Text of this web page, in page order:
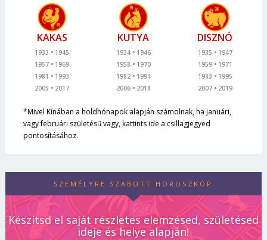
KAKAS
1933
1945
1957
1969
1981
1993
2005
2017
KUTYA
1934
1946
1958
1970
1982
1994
2006
2018
DISZNÓ
1935
1947
1959
1971
1983
1995
2007
2019
*Mivel Kínában a holdhónapok alapján számolnak, ha januári,
vagy februári születésű vagy, kattints ide a csillagjegyed
pontosításához.
SZEMÉLYRE SZABOTT HOROSZKÓP
Készítsd el saját részletes elemzésed, születésed
ideje és helye alapján!